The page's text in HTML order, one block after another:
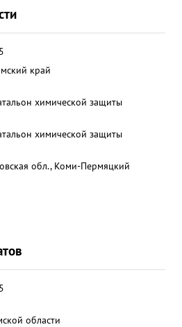
край
химической защиты
химической защиты
обл., Коми-Пермяцкий
области